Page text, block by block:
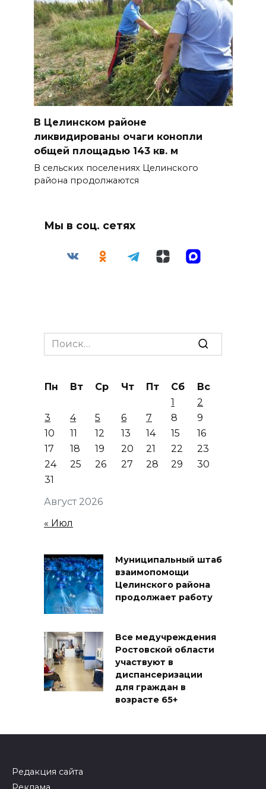
В Целинском районе
ликвидированы очаги конопли
общей площадью 143 кв. м
В сельских поселениях Целинского
района продолжаются
Мы в соц. сетях
Search
for:
Август 2026
Пн Вт Ср Чт Пт Сб
Вс
1
2
3
4 5 6 7 8
9
10
11 12 13 14 15
16
17
18 19 20 21 22
23
24
25 26 27 28 29
30
31
« Июл
Муниципальный штаб
взаимопомощи
Целинского района
продолжает работу
Все медучреждения
Ростовской области
участвуют в
диспансеризации
для граждан в
возрасте 65+
Редакция сайта